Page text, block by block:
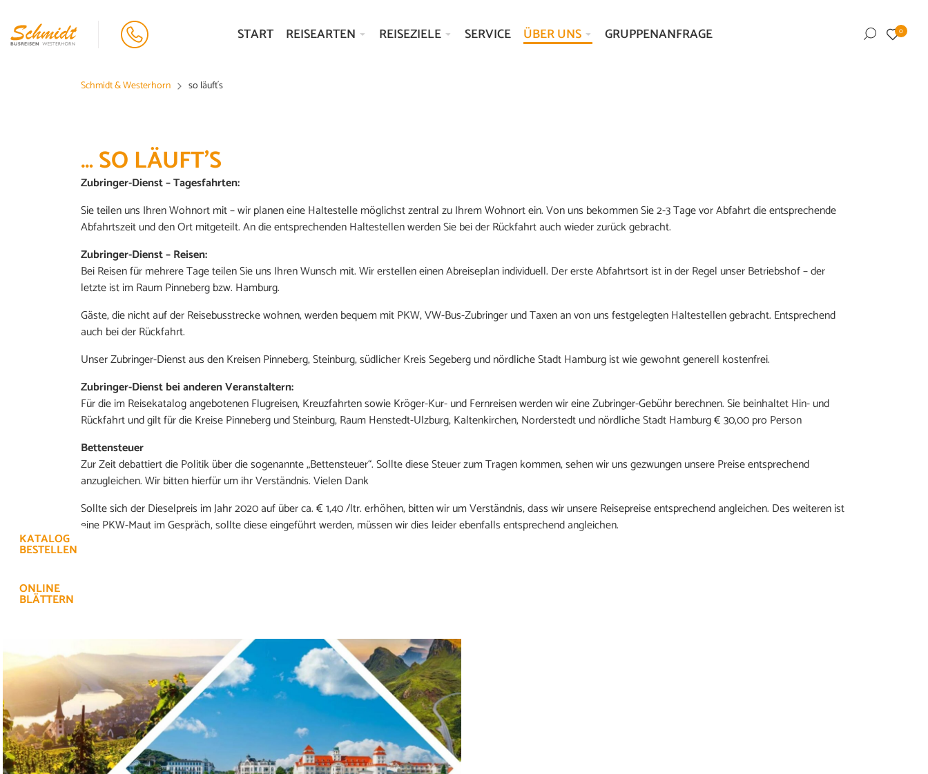
START REISEARTEN REISEZIELE SERVICE ÜBER UNS GRUPPENANFRAGE 0
Schmidt & Westerhorn so läuft´s
… SO LÄUFT'S
Zubringer-Dienst – Tagesfahrten:
Sie teilen uns Ihren Wohnort mit – wir planen eine Haltestelle möglichst zentral zu Ihrem Wohnort ein. Von uns bekommen Sie 2-3 Tage vor Abfahrt die entsprechende
Abfahrtszeit und den Ort mitgeteilt. An die entsprechenden Haltestellen werden Sie bei der Rückfahrt auch wieder zurück gebracht.
Zubringer-Dienst – Reisen:
Bei Reisen für mehrere Tage teilen Sie uns Ihren Wunsch mit. Wir erstellen einen Abreiseplan individuell. Der erste Abfahrtsort ist in der Regel unser Betriebshof – der
letzte ist im Raum Pinneberg bzw. Hamburg.
Gäste, die nicht auf der Reisebusstrecke wohnen, werden bequem mit PKW, VW-Bus-Zubringer und Taxen an von uns festgelegten Haltestellen gebracht. Entsprechend
auch bei der Rückfahrt.
Unser Zubringer-Dienst aus den Kreisen Pinneberg, Steinburg, südlicher Kreis Segeberg und nördliche Stadt Hamburg ist wie gewohnt generell kostenfrei.
Zubringer-Dienst bei anderen Veranstaltern:
Für die im Reisekatalog angebotenen Flugreisen, Kreuzfahrten sowie Kröger-Kur- und Fernreisen werden wir eine Zubringer-Gebühr berechnen. Sie beinhaltet Hin- und
Rückfahrt und gilt für die Kreise Pinneberg und Steinburg, Raum Henstedt-Ulzburg, Kaltenkirchen, Norderstedt und nördliche Stadt Hamburg € 30,00 pro Person
Bettensteuer
Zur Zeit debattiert die Politik über die sogenannte „Bettensteuer“. Sollte diese Steuer zum Tragen kommen, sehen wir uns gezwungen unsere Preise entsprechend
anzugleichen. Wir bitten hierfür um ihr Verständnis. Vielen Dank
Sollte sich der Dieselpreis im Jahr 2020 auf über ca. € 1,40 /ltr. erhöhen, bitten wir um Verständnis, dass wir unsere Reisepreise entsprechend angleichen. Des weiteren ist
eine PKW-Maut im Gespräch, sollte diese eingeführt werden, müssen wir dies leider ebenfalls entsprechend angleichen.
KATALOG
BESTELLEN
ONLINE
BLÄTTERN